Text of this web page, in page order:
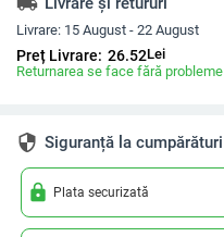
Livrare: 15 August - 22 August
Preț Livrare: 26.52Lei
Returnarea se face fără probleme
security Siguranță la cumpărături
lock Plata securizată